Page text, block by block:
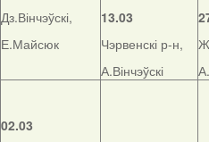
Дз.Вінчэўскі,
Е.Майсюк
13.03
Чэрвенскі р-н,
А.Вінчэўскі
02.03